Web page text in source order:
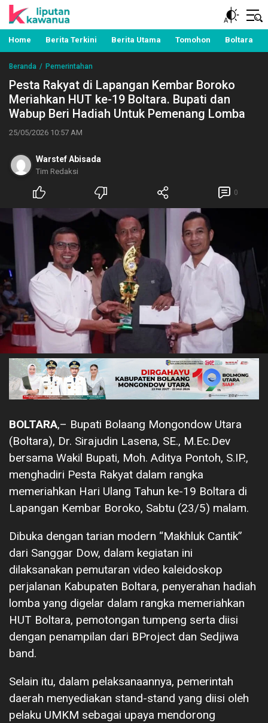
Liputan Kawanua
Berita Manado, Sulawesi Utara, Kawanua, Politik,
Pemerintahan, Hukum Kriminal dan Nasional
Home Berita Terkini Berita Utama Tomohon Boltara
Beranda Pemerintahan
Pesta Rakyat di Lapangan Kembar Boroko
Meriahkan HUT ke-19 Boltara. Bupati dan
Wabup Beri Hadiah Untuk Pemenang Lomba
25/05/2026 10:57 AM
Warstef Abisada
Tim Redaksi
0
BOLTARA,– Bupati Bolaang Mongondow Utara
(Boltara), Dr. Sirajudin Lasena, SE., M.Ec.Dev
bersama Wakil Bupati, Moh. Aditya Pontoh, S.IP.,
menghadiri Pesta Rakyat dalam rangka
memeriahkan Hari Ulang Tahun ke-19 Boltara di
Lapangan Kembar Boroko, Sabtu (23/5) malam.
Dibuka dengan tarian modern “Makhluk Cantik”
dari Sanggar Dow, dalam kegiatan ini
dilaksanakan pemutaran video kaleidoskop
perjalanan Kabupaten Boltara, penyerahan hadiah
lomba yang digelar dalam rangka memeriahkan
HUT Boltara, pemotongan tumpeng serta diisi
dengan penampilan dari BProject dan Sedjiwa
band.
Selain itu, dalam pelaksanaannya, pemerintah
daerah menyediakan stand-stand yang diisi oleh
pelaku UMKM sebagai upaya mendorong